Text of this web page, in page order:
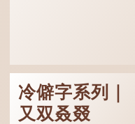
冷僻字系列｜
又双叒叕